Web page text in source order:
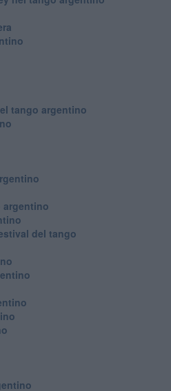
tango argentino
argentino
del tango